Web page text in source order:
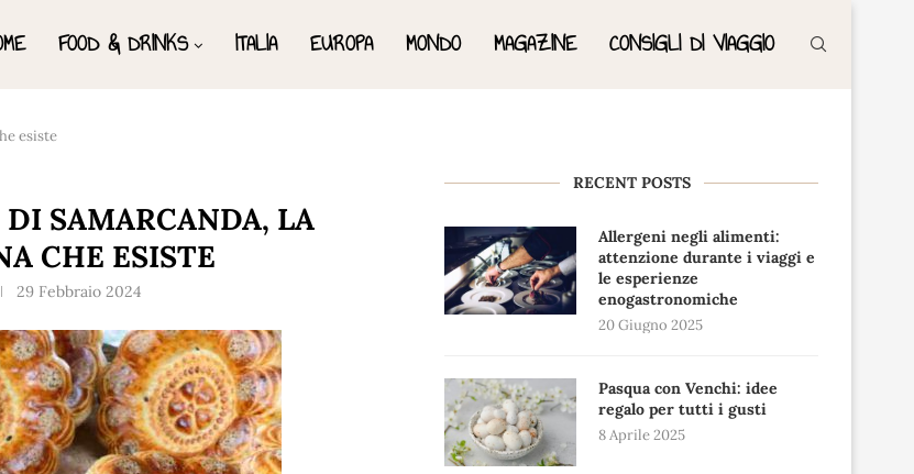
FOOD & DRINKS ITALIA EUROPA MONDO MAGAZINE CONSIGLI DI VIAGGIO
esiste
SAMARCANDA, LA
CHE ESISTE
29 Febbraio 2024
RECENT POSTS
Allergeni negli alimenti:
attenzione durante i viaggi e
le esperienze
enogastronomiche
20 Giugno 2025
Pasqua con Venchi: idee
regalo per tutti i gusti
8 Aprile 2025